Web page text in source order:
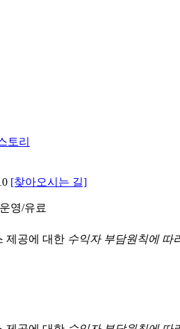
토리
[찾아오시는 길]
영/유료
제공에 대한 수익자 부담원칙에 따